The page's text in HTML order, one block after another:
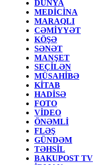
DÜNYA
MEDİCİNA
MARAQLI
CƏMİYYƏT
KÖŞƏ
SƏNƏT
MANŞET
SEÇİLƏN
MÜSAHİBƏ
KİTAB
HADİSƏ
FOTO
VİDEO
ÖNƏMLİ
FLƏŞ
GÜNDƏM
TƏHSİL
BAKUPOST TV